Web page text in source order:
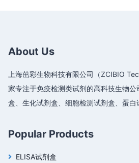
About Us
上海茁彩生物科技有限公司（ZCIBIO
家专注于免疫检测类试剂的高科技生物公
盒、生化试剂盒、细胞检测试剂盒、蛋白
Popular Products
ELISA试剂盒